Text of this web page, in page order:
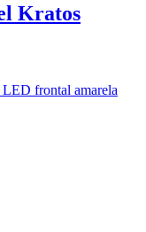
Kratos